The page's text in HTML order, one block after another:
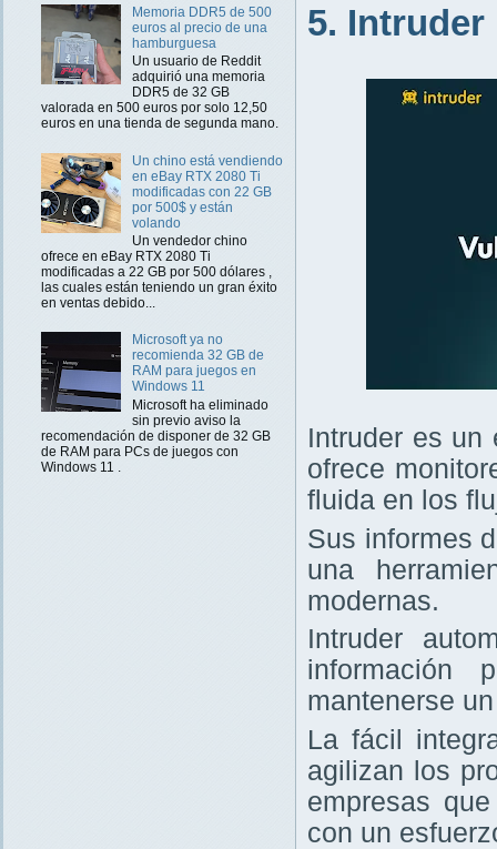
Memoria DDR5 de 500
euros al precio de una
hamburguesa
Un usuario de Reddit
adquirió una memoria
DDR5 de 32 GB
valorada en 500 euros por solo 12,50
euros en una tienda de segunda mano.
Un chino está vendiendo
en eBay RTX 2080 Ti
modificadas con 22 GB
por 500$ y están
volando
Un vendedor chino
ofrece en eBay RTX 2080 Ti
modificadas a 22 GB por 500 dólares ,
las cuales están teniendo un gran éxito
en ventas debido...
Microsoft ya no
recomienda 32 GB de
RAM para juegos en
Windows 11
Microsoft ha eliminado
sin previo aviso la
recomendación de disponer de 32 GB
de RAM para PCs de juegos con
Windows 11 .
5. Intruder
Intruder es un
ofrece
fluida en los
Sus informes
una
modernas.
Intruder
información
mantenerse
La fácil
agilizan los
empresas
con un